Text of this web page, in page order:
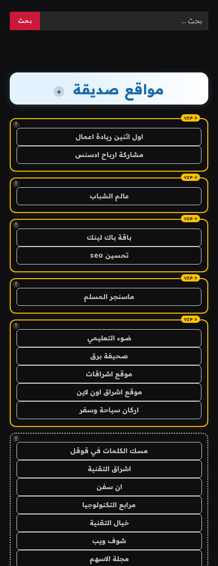
مواقع صديقة +
!
اول اثنين ريادة اعمال
مشاركة ارباح ادسنس
!
عالم الشباب
!
باقة باك لينك
تحسين seo
!
ماسنجر المسلم
!
ضوء التعليمي
صحيفة برق
موقع اشراقات
موقع اشراق اون لاين
اركان سياحة وسفر
!
مسك الكلمات في قوقل
اشراق التقنية
ان سفن
مرابع التكنولوجيا
خيال التقنية
شوف ويب
مجلة الاسهم